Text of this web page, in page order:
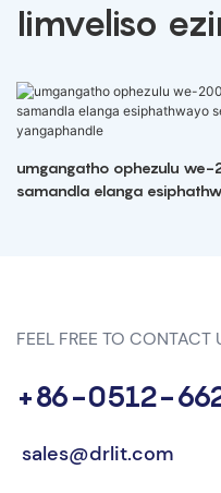
Iimveliso
umgangatho ophezulu we-
samandla elanga
FEEL FREE TO CONTACT
+86-0512-
sales@drlit.com